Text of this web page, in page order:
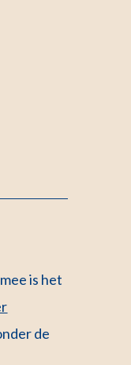
is het
de